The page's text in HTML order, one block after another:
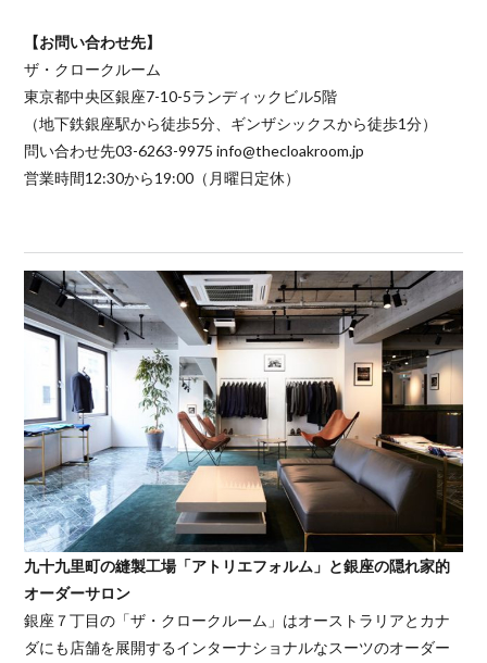
【お問い合わせ先】
ザ・クロークルーム
東京都中央区銀座7-10-5ランディックビル5階
（地下鉄銀座駅から徒歩5分、ギンザシックスから徒歩1分）
問い合わせ先03-6263-9975 info@thecloakroom.jp
営業時間12:30から19:00（月曜日定休）
九十九里町の縫製工場「アトリエフォルム」と銀座の隠れ家的
オーダーサロン
銀座７丁目の「ザ・クロークルーム」はオーストラリアとカナ
ダにも店舗を展開するインターナショナルなスーツのオーダー